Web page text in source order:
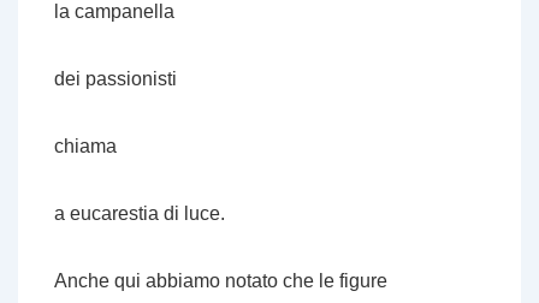
la campanella
dei passionisti
chiama
a eucarestia di luce.
Anche qui abbiamo notato che le figure